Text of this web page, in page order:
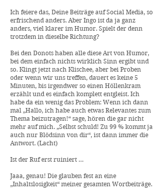
Ich feiere das, Deine Beiträge auf Social Media, so
erfrischend anders. Aber Ingo ist da ja ganz
anders, viel klarer im Humor. Spielt der denn
trotzdem in dieselbe Richtung?
Bei den Donots haben alle diese Art von Humor,
bei dem einfach nichts wirklich Sinn ergibt und
so. Klingt jetzt nach Klischee, aber bei Proben
oder wenn wir uns treffen, dauert es keine 5
Minuten, bis irgendwer so einen Höllenkram
erzählt und es einfach komplett entgleist. Ich
habe da ein wenig das Problem: Wenn ich dann
mal „Hallo, ich habe auch etwas Relevantes zum
Thema beizutragen!“ sage, hören die gar nicht
mehr auf mich. „Selbst schuld! Zu 99 % kommt ja
auch nur Blödsinn von dir“, ist dann immer die
Antwort. (Lacht)
Ist der Ruf erst ruiniert …
Jaaa, genau! Die glauben fest an eine
„Inhaltslosigkeit“ meiner gesamten Wortbeiträge.